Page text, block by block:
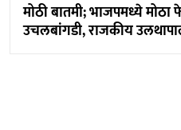
मोठी बातमी; भाजपमध्ये
उचलबांगडी, राजकीय